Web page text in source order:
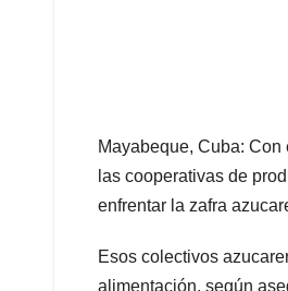
Mayabeque, Cuba:
las cooperativas de
enfrentar la zafra
Esos colectivos
alimentación, según